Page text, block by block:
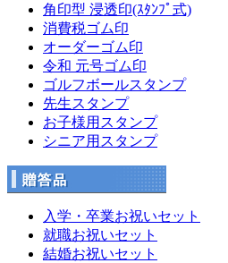
角印型 浸透印(ｽﾀﾝﾌﾟ式)
消費税ゴム印
オーダーゴム印
令和 元号ゴム印
ゴルフボールスタンプ
先生スタンプ
お子様用スタンプ
シニア用スタンプ
入学・卒業お祝いセット
就職お祝いセット
結婚お祝いセット